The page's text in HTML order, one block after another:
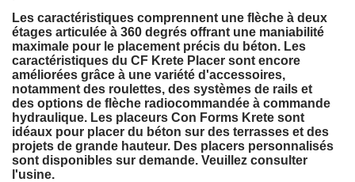
Les caractéristiques comprennent une flèche à deux
étages articulée à 360 degrés offrant une maniabilité
maximale pour le placement précis du béton. Les
caractéristiques du CF Krete Placer sont encore
améliorées grâce à une variété d'accessoires,
notamment des roulettes, des systèmes de rails et
des options de flèche radiocommandée à commande
hydraulique. Les placeurs Con Forms Krete sont
idéaux pour placer du béton sur des terrasses et des
projets de grande hauteur. Des placers personnalisés
sont disponibles sur demande. Veuillez consulter
l'usine.